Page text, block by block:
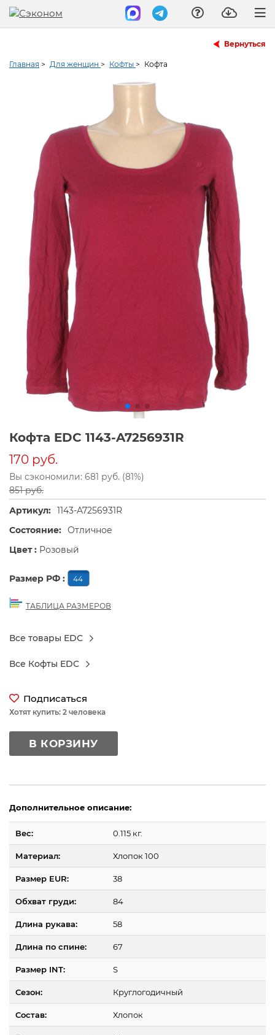
Вернуться
Главная > Для женщин > Кофты > Кофта
Кофта EDC 1143-A7256931R
170 руб.
Вы сэкономили: 681 руб. (81%)
851 руб.
Артикул: 1143-A7256931R
Состояние: Отличное
Цвет : Розовый
Размер РФ : 44
ТАБЛИЦА РАЗМЕРОВ
Все товары EDC
Все Кофты EDC
Подписаться
Хотят купить: 2 человека
В КОРЗИНУ
Дополнительное описание:
Вес: 0.115 кг.
Материал: Хлопок 100
Размер EUR: 38
Обхват груди: 84
Длина рукава: 58
Длина по спине: 67
Размер INT: S
Сезон: Круглогодичный
Состав: Хлопок